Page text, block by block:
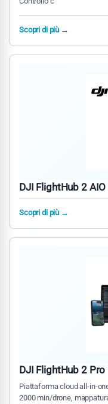
Scopri di più →
DJI FlightHub 2
Scopri di più →
DJI FlightHub 2
Piattaforma cloud all-in-
2000 min/drone,